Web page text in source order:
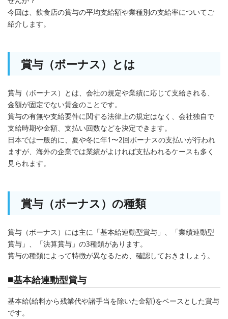
今回は、飲食店の賞与の平均支給額や業種別の支給率についてご
紹介します。
賞与（ボーナス）とは
賞与（ボーナス）とは、会社の規定や業績に応じて支給される、
金額が固定でない賃金のことです。
賞与の有無や支給要件に関する法律上の規定はなく、会社独自で
支給時期や金額、支払い回数などを決定できます。
日本では一般的に、夏や冬に年1〜2回ボーナスの支払いが行われ
ますが、海外の企業では業績がよければ支払われるケースも多く
見られます。
賞与（ボーナス）の種類
賞与（ボーナス）には主に「基本給連動型賞与」、「業績連動型
賞与」、「決算賞与」の3種類があります。
賞与の種類によって特徴が異なるため、確認しておきましょう。
■基本給連動型賞与
基本給(給料から残業代や諸手当を除いた金額)をベースとした賞与
です。